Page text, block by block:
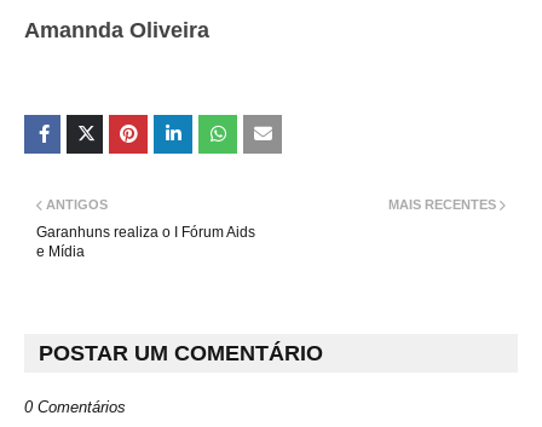
Amannda Oliveira
MAIS RECENTES
ANTIGOS
Garanhuns realiza o I Fórum Aids
e Mídia
POSTAR UM COMENTÁRIO
0 Comentários